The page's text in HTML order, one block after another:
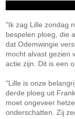
"Ik zag Lille zondag
bespelen ploeg, die
dat Odemwingie
mocht alvast gezien
actie zijn. Dit is een
"Lille is onze
derde ploeg uit
moet ongeveer
onderschatten. Zij